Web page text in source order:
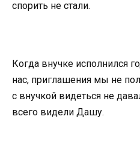
спорить не стали.
Когда внучке исполнился
нас, приглашения мы не
с внучкой видеться не
всего видели Дашу.